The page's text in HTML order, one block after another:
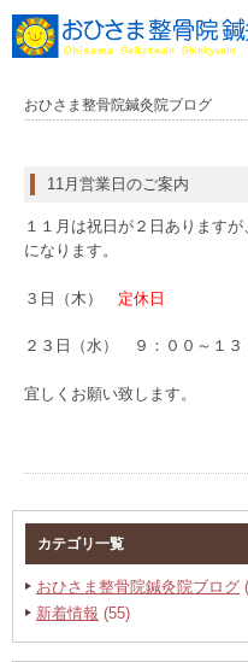
おひさま整骨院鍼灸院ブログ
11月営業日のご案内
１１月は祝日が２日あります
になります。
３日（木） 定休日
２３日（水） ９：００～１３
宜しくお願い致します。
カテゴリ一覧
おひさま整骨院鍼灸院ブログ
新着情報 (55)